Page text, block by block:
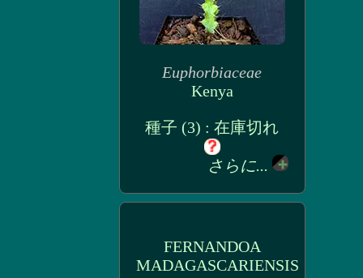
Euphorbiaceae
Kenya
種子 (3) : 在庫切れ
さらに...
FERNANDOA
MADAGASCARIENSIS